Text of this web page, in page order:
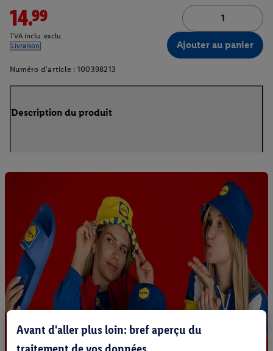
14.99
TVA inclu. exclu.
Livraison
Ajouter au panier
Numéro d'article : 100398213
Description du produit
Avant d'aller plus loin: bref aperçu du